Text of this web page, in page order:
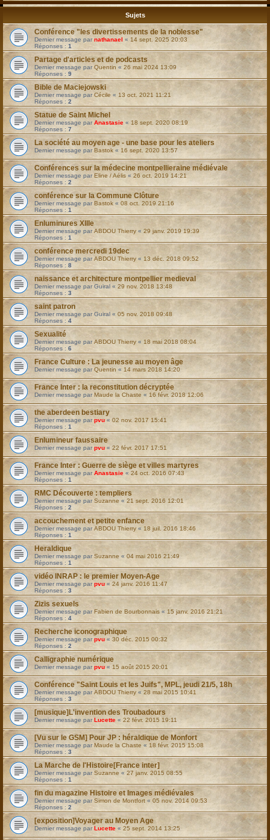
Sujets
Conférence "les divertissements de la noblesse"
Dernier message parnathanael « 14 sept. 2025 20:03
Réponses : 1
Partage d'articles et de podcasts
Dernier message parQuentin « 26 mai 2024 13:09
Réponses : 9
Bible de Maciejowski
Dernier message parCécile « 13 oct. 2021 11:21
Réponses : 2
Statue de Saint Michel
Dernier message parAnastasie « 18 sept. 2020 08:19
Réponses : 7
La société au moyen age - une base pour les ateliers
Dernier message par Bastok « 16 sept. 2020 13:57
Conférences sur la médecine montpellieraine médiévale
Dernier message par Eline / Aélis « 26 oct. 2019 14:21
Réponses : 2
conférence sur la Commune Clôture
Dernier message par Bastok « 08 oct. 2019 21:16
Réponses : 1
Enluminures XIIIe
Dernier message parABDOU Thierry « 29 janv. 2019 19:39
Réponses : 1
conférence mercredi 19dec
Dernier message parABDOU Thierry « 13 déc. 2018 09:52
Réponses : 8
naissance et architecture montpellier medieval
Dernier message parGuiral « 29 nov. 2018 13:48
Réponses : 3
saint patron
Dernier message parGuiral « 05 nov. 2018 09:48
Réponses : 4
Sexualité
Dernier message parABDOU Thierry « 18 mai 2018 08:04
Réponses : 6
France Culture : La jeunesse au moyen âge
Dernier message parQuentin « 14 mars 2018 14:20
France Inter : la reconstitution décryptée
Dernier message par Maude la Chaste « 16 févr. 2018 12:06
the aberdeen bestiary
Dernier message parpvu « 02 nov. 2017 15:41
Réponses : 1
Enlumineur faussaire
Dernier message parpvu « 22 févr. 2017 17:51
France Inter : Guerre de siège et villes martyres
Dernier message parAnastasie « 24 oct. 2016 07:43
Réponses : 1
RMC Découverte : templiers
Dernier message parSuzanne « 21 sept. 2016 12:01
Réponses : 2
accouchement et petite enfance
Dernier message parABDOU Thierry « 18 juil. 2016 18:46
Réponses : 1
Heraldique
Dernier message parSuzanne « 04 mai 2016 21:49
Réponses : 1
vidéo INRAP : le premier Moyen-Age
Dernier message parpvu « 24 janv. 2016 11:47
Réponses : 3
Zizis sexuels
Dernier message par Fabien de Bourbonnais « 15 janv. 2016 21:21
Réponses : 4
Recherche iconographique
Dernier message parpvu « 30 déc. 2015 00:32
Réponses : 2
Calligraphie numérique
Dernier message parpvu « 15 août 2015 20:01
Conférence "Saint Louis et les Juifs", MPL, jeudi 21/5, 18h
Dernier message parABDOU Thierry « 28 mai 2015 10:41
Réponses : 3
[musique]L'invention des Troubadours
Dernier message parLucette « 22 févr. 2015 19:11
[Vu sur le GSM] Pour JP : héraldique de Monfort
Dernier message par Maude la Chaste « 18 févr. 2015 15:08
Réponses : 3
La Marche de l'Histoire[France inter]
Dernier message parSuzanne « 27 janv. 2015 08:55
Réponses : 1
fin du magazine Histoire et Images médiévales
Dernier message parSimon de Montfort « 05 nov. 2014 09:53
Réponses : 2
[exposition]Voyager au Moyen Age
Dernier message parLucette « 25 sept. 2014 13:25